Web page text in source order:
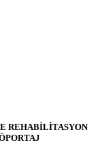
REHABİLİTASYON